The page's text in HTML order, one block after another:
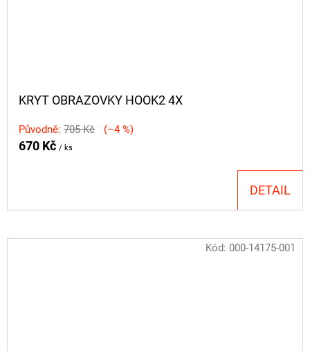
KRYT OBRAZOVKY HOOK2 4X
Původně: 705 Kč (–4 %)
670 Kč / ks
DETAIL
Kód: 000-14175-001